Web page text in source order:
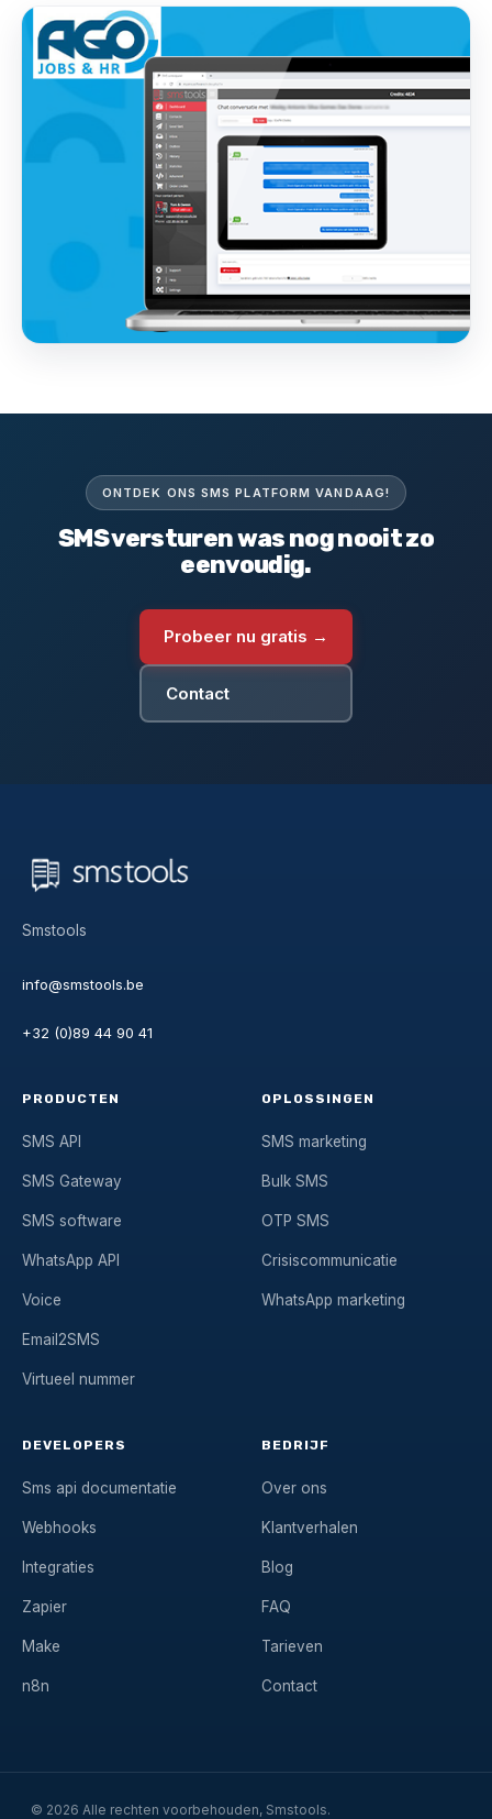
ONTDEK ONS SMS PLATFORM VANDAAG!
SMS versturen was nog nooit zo
eenvoudig.
Probeer nu gratis →
Contact
Smstools
info@smstools.be
+32 (0)89 44 90 41
PRODUCTEN
SMS API
SMS Gateway
SMS software
WhatsApp API
Voice
Email2SMS
Virtueel nummer
OPLOSSINGEN
SMS marketing
Bulk SMS
OTP SMS
Crisiscommunicatie
WhatsApp marketing
DEVELOPERS
Sms api documentatie
Webhooks
Integraties
Zapier
Make
n8n
BEDRIJF
Over ons
Klantverhalen
Blog
FAQ
Tarieven
Contact
© 2026 Alle rechten voorbehouden, Smstools.